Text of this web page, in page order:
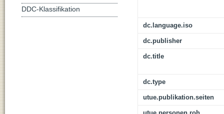
dc.language.iso
dc.publisher
dc.title
dc.type
utue.publikation.seiten
DDC-Klassifikation